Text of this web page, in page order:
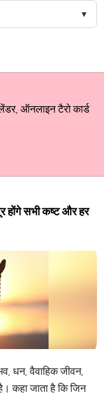
ऑनलाइन टैरो कार्ड
होंगे सभी कष्ट और हर
धन, वैवाहिक जीवन,
कहा जाता है कि जिन